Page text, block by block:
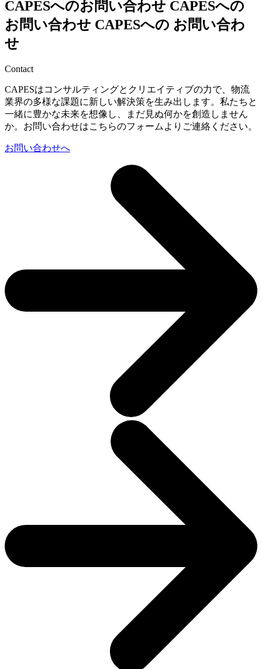
CAPESへのお問い合わせ CAPESへの
お問い合わせ CAPESへの お問い合わ
せ
Contact
CAPESはコンサルティングとクリエイティブの力で、物流
業界の多様な課題に新しい解決策を生み出します。私たちと
一緒に豊かな未来を想像し、まだ見ぬ何かを創造しません
か。お問い合わせはこちらのフォームよりご連絡ください。
お問い合わせへ